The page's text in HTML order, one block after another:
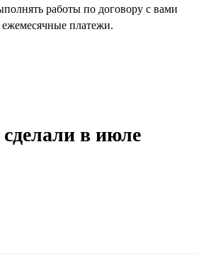
работы по договору с вами
платежи.
в июле